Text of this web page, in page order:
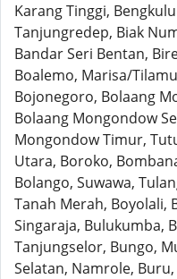
Karang Tinggi,
Tanjungredep, Biak
Bandar Seri Bentan,
Boalemo, Marisa/
Bojonegoro, Bolaang
Bolaang Mongondow
Mongondow Timur,
Utara, Boroko,
Bolango, Suwawa,
Tanah Merah, Boyolali,
Singaraja, Bulukumba,
Tanjungselor, Bungo,
Selatan, Namrole,